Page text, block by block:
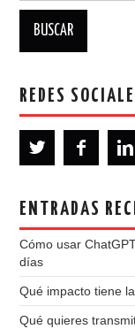
REDES
ENTRADAS
Cómo usar
días
Qué impacto tiene
Qué quieres